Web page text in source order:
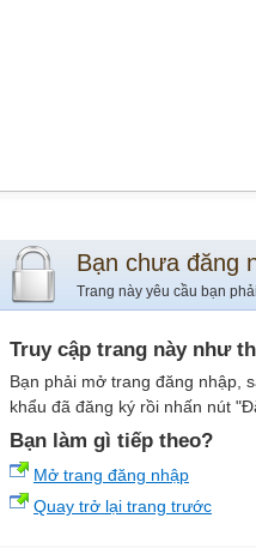
Bạn chưa đăng
Trang này yêu cầu bạn
Truy cập trang này như
Bạn phải mở trang đăng nhập,
khẩu đã đăng ký rồi nhấn nút
Bạn làm gì tiếp theo?
Mở trang đăng nhập
Quay trở lại trang trước